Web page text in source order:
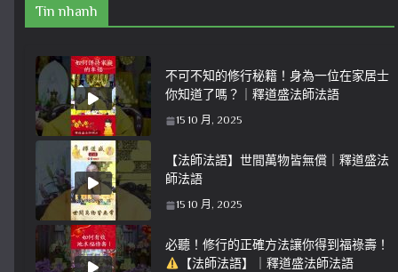
Tin nhanh
不可不知的修行秘籍！身為一位在家居士
你知道了嗎？｜釋道盛法師法語
15 10 月, 2025
【法師法語】世間萬物皆無償｜釋道盛法
師法語
15 10 月, 2025
必聽！修行的正確方法讓你得到福祿壽！
【法師法語】｜釋道盛法師法語